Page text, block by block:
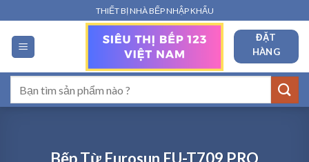
qua
nội
dung
THIẾT BỊ NHÀ BẾP NHẬP KHẨU
ĐẶT
HÀNG
kiếm: